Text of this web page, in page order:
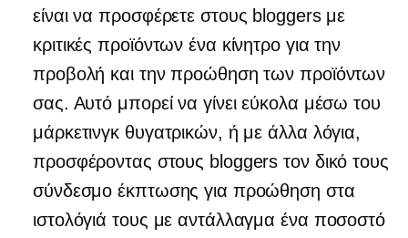
είναι να προσφέρετε στους bloggers με
κριτικές προϊόντων ένα κίνητρο για την
προβολή και την προώθηση των προϊόντων
σας. Αυτό μπορεί να γίνει εύκολα μέσω του
μάρκετινγκ θυγατρικών, ή με άλλα λόγια,
προσφέροντας στους bloggers τον δικό τους
σύνδεσμο έκπτωσης για προώθηση στα
ιστολόγιά τους με αντάλλαγμα ένα ποσοστό